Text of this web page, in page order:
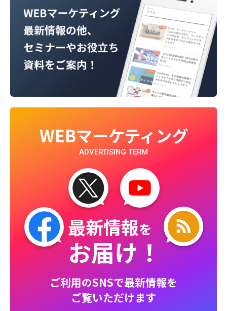
WEBマーケティング
ADVERTISING TERM
最新情報を
お届け！
ご利用のSNSで最新情報を
ご覧いただけます